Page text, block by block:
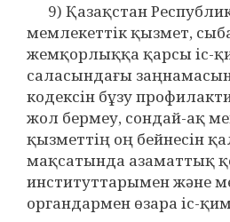
9) Қазақстан
мемлекеттік қызмет,
жемқорлыққа қарсы іс-
саласындағы
кодексін бұзу
жол бермеу, сондай-ақ
қызметтің оң бейнесін
мақсатында азаматтық
институттарымен және
органдармен өзара іс-